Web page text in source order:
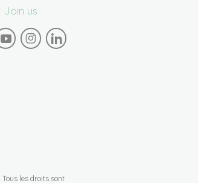
Join us
les droits sont